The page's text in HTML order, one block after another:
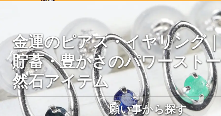
金運のピアス・イヤリング
貯蓄・豊かさのパワースト
然石アイテム
願い事から探す